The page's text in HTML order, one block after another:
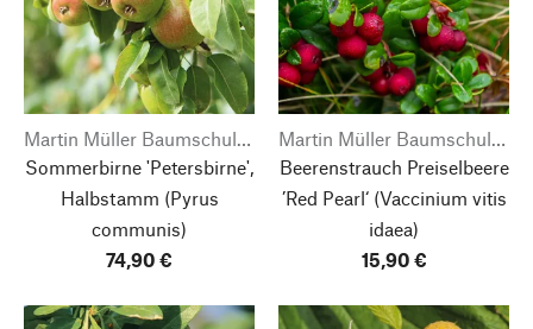
Martin Müller Baumschulen
Sommerbirne 'Petersbirne',
Halbstamm (Pyrus
communis)
74,90 €
Martin Müller Baumschulen
Beerenstrauch Preiselbeere
’Red Pearl‘(Vaccinium vitis
idaea)
15,90 €